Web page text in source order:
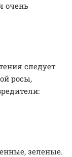
очень
следует
росы,
зеленые.